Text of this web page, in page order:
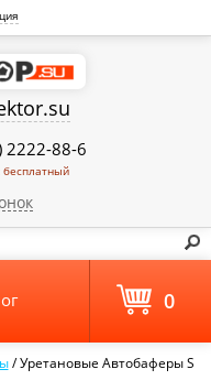
2222-88-6
бесплатный
/Уретановые Автобаферы S
0